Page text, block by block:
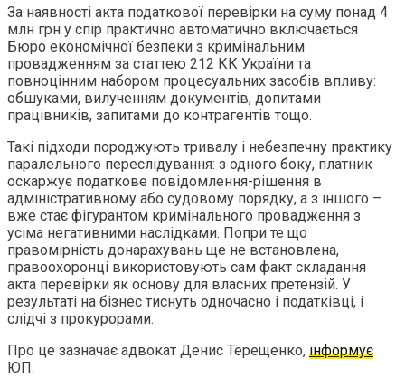
За наявності акта податкової перевірки на суму понад 4
млн грн у спір практично автоматично включається
Бюро економічної безпеки з кримінальним
провадженням за статтею 212 КК України та
повноцінним набором процесуальних засобів впливу:
обшуками, вилученням документів, допитами
працівників, запитами до контрагентів тощо.
Такі підходи породжують тривалу і небезпечну практику
паралельного переслідування: з одного боку, платник
оскаржує податкове повідомлення-рішення в
адміністративному або судовому порядку, а з іншого –
вже стає фігурантом кримінального провадження з
усіма негативними наслідками. Попри те що
правомірність донарахувань ще не встановлена,
правоохоронці використовують сам факт складання
акта перевірки як основу для власних претензій. У
результаті на бізнес тиснуть одночасно і податківці, і
слідчі з прокурорами.
Про це зазначає адвокат Денис Терещенко, інформує
ЮП.